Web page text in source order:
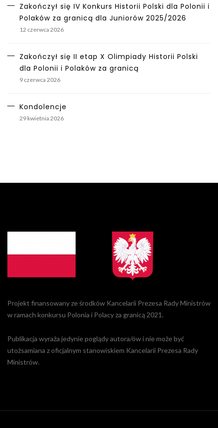
Zakończył się IV Konkurs Historii Polski dla Polonii i
Polaków za granicą dla Juniorów 2025/2026
12 czerwca 2026
Zakończył się II etap X Olimpiady Historii Polski
dla Polonii i Polaków za granicą
9 czerwca 2026
Kondolencje
29 kwietnia 2026
Projekt finansowany ze środków Kancelarii Prezesa Rady Ministrów
w ramach konkursu Polonia i Polacy za granicą 2021.
Publikacja wyraża jedynie poglądy autora/ów i nie może być
utożsamiana z oficjalnym stanowiskiem Kancelarii Prezesa Rady
Ministrów.